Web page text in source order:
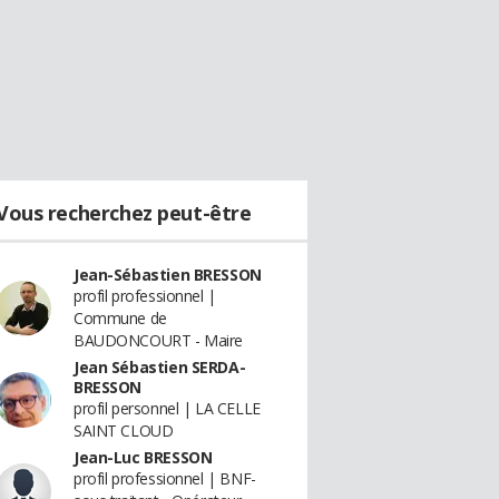
recherchez peut-être
Jean-Sébastien BRESSON
profil professionnel |
Commune de
BAUDONCOURT - Maire
Jean Sébastien SERDA-
BRESSON
profil personnel | LA CELLE
SAINT CLOUD
Jean-Luc BRESSON
profil professionnel | BNF-